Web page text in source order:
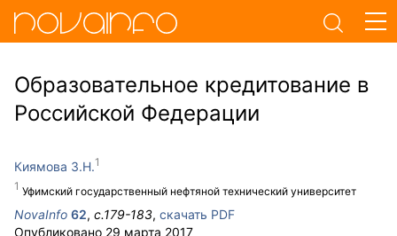
Образовательное кредитование в
Российской Федерации
Киямова З.Н.
Уфимский государственный нефтяной технический университет
NovaInfo 62, с.179-183, скачать PDF
Опубликовано 29 марта 2017